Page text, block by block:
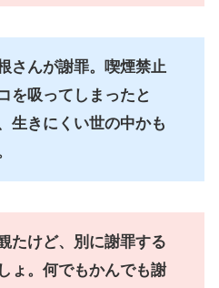
さんが謝罪。喫煙禁止
を吸ってしまったと
生きにくい世の中かも
たけど、別に謝罪する
ょ。何でもかんでも謝